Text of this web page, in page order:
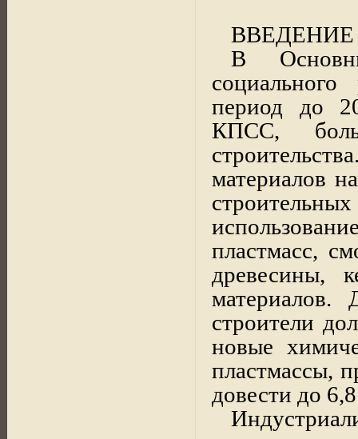
ВВЕДЕНИЕ
В
социального
период до
КПСС,
материалов
пластмасс,
древесины,
строители
новые
пластмассы,
довести до